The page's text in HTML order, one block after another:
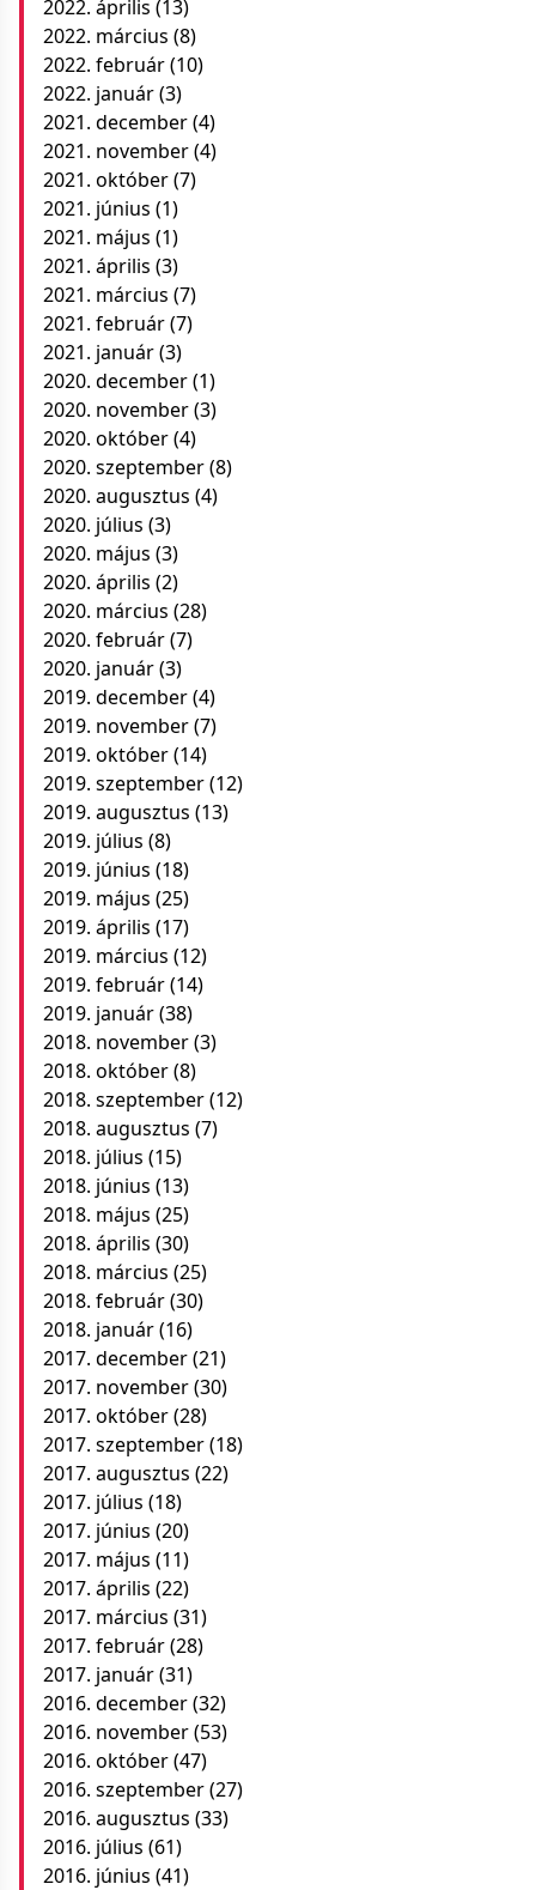
2022. április (13)
2022. március (8)
2022. február(10)
2022. január(3)
2021. december(4)
2021. november(4)
2021. október(7)
2021. június (1)
2021. május (1)
2021. április (3)
2021. március (7)
2021. február(7)
2021. január(3)
2020. december(1)
2020. november(3)
2020. október(4)
2020. szeptember(8)
2020. augusztus (4)
2020. július (3)
2020. május (3)
2020. április (2)
2020. március (28)
2020. február(7)
2020. január(3)
2019. december(4)
2019. november(7)
2019. október(14)
2019. szeptember(12)
2019. augusztus (13)
2019. július (8)
2019. június (18)
2019. május (25)
2019. április (17)
2019. március (12)
2019. február(14)
2019. január(38)
2018. november(3)
2018. október(8)
2018. szeptember(12)
2018. augusztus (7)
2018. július (15)
2018. június (13)
2018. május (25)
2018. április (30)
2018. március (25)
2018. február(30)
2018. január(16)
2017. december(21)
2017. november(30)
2017. október(28)
2017. szeptember(18)
2017. augusztus (22)
2017. július (18)
2017. június (20)
2017. május (11)
2017. április (22)
2017. március (31)
2017. február(28)
2017. január(31)
2016. december(32)
2016. november(53)
2016. október(47)
2016. szeptember(27)
2016. augusztus (33)
2016. július (61)
2016. június (41)